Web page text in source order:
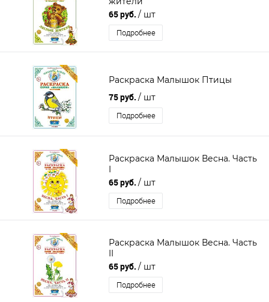
65 руб. / шт
Подробнее
Раскраска Малышок Птицы
75 руб. / шт
Подробнее
Раскраска Малышок Весна. Часть
I
65 руб. / шт
Подробнее
Раскраска Малышок Весна. Часть
II
65 руб. / шт
Подробнее